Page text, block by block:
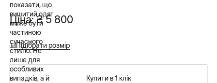
Ціна:₴ 5 800
Підібрати розмір
Купити в 1 клік
показати, що
вишитий одяг
може бути
частиною
сучасного
стилю. Не
лише для
особливих
випадків, а й